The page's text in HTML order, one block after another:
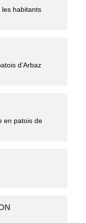
habitants
d’Arbaz
en patois de